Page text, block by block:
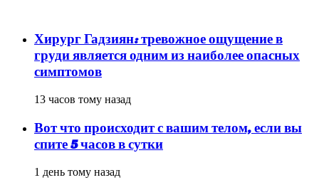
Хирург Гадзиян: тревожное ощущение в
груди является одним из наиболее опасных
симптомов
13 часов тому назад
Вот что происходит с вашим телом, если вы
спите 5 часов в сутки
1 день тому назад